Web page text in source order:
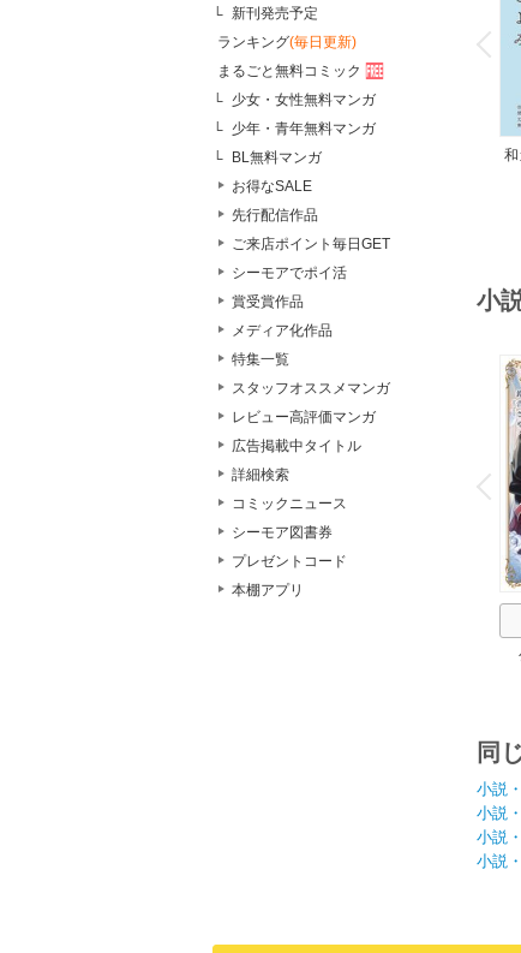
新刊発売予定
ランキング(毎日更新)
まるごと無料コミック
少女・女性無料マンガ
少年・青年無料マンガ
BL無料マンガ
お得なSALE
先行配信作品
ご来店ポイント毎日GET
シーモアでポイ活
賞受賞作品
メディア化作品
特集一覧
スタッフオススメマンガ
レビュー高評価マンガ
広告掲載中タイトル
詳細検索
コミックニュース
シーモア図書券
プレゼントコード
本棚アプリ
P
r
e
v
i
u
小
P
r
e
v
i
u
同
小説
小説
小説
小説